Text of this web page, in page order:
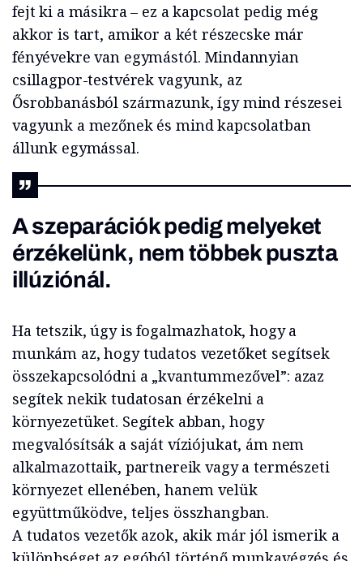
fejt ki a másikra – ez a kapcsolat pedig még
akkor is tart, amikor a két részecske már
fényévekre van egymástól. Mindannyian
csillagpor-testvérek vagyunk, az
Ősrobbanásból származunk, így mind részesei
vagyunk a mezőnek és mind kapcsolatban
állunk egymással.
A szeparációk pedig melyeket
érzékelünk, nem többek puszta
illúziónál.
Ha tetszik, úgy is fogalmazhatok, hogy a
munkám az, hogy tudatos vezetőket segítsek
összekapcsolódni a „kvantummezővel”: azaz
segítek nekik tudatosan érzékelni a
környezetüket. Segítek abban, hogy
megvalósítsák a saját víziójukat, ám nem
alkalmazottaik, partnereik vagy a természeti
környezet ellenében, hanem velük
együttműködve, teljes összhangban.
A tudatos vezetők azok, akik már jól ismerik a